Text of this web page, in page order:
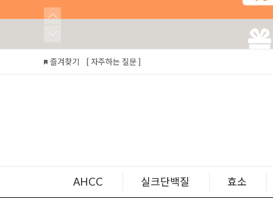
즐겨찾기 [ 자주하는 질문 ]
AHCC 실크단백질 효소